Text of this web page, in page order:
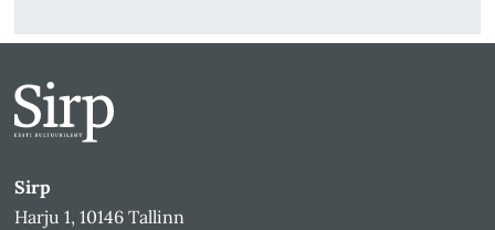
Sirp
Harju 1, 10146 Tallinn